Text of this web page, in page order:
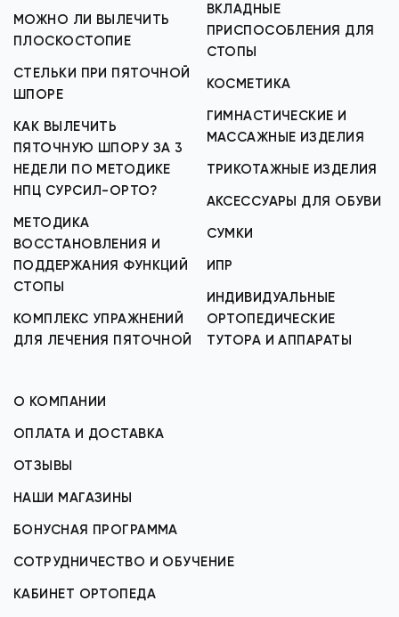
МОЖНО ЛИ ВЫЛЕЧИТЬ
ПЛОСКОСТОПИЕ
СТЕЛЬКИ ПРИ ПЯТОЧНОЙ
ШПОРЕ
КАК ВЫЛЕЧИТЬ
ПЯТОЧНУЮ ШПОРУ ЗА 3
НЕДЕЛИ ПО МЕТОДИКЕ
НПЦ СУРСИЛ-ОРТО?
МЕТОДИКА
ВОССТАНОВЛЕНИЯ И
ПОДДЕРЖАНИЯ ФУНКЦИЙ
СТОПЫ
КОМПЛЕКС УПРАЖНЕНИЙ
ДЛЯ ЛЕЧЕНИЯ ПЯТОЧНОЙ
ВКЛАДНЫЕ
ПРИСПОСОБЛЕНИЯ ДЛЯ
СТОПЫ
КОСМЕТИКА
ГИМНАСТИЧЕСКИЕ И
МАССАЖНЫЕ ИЗДЕЛИЯ
ТРИКОТАЖНЫЕ ИЗДЕЛИЯ
АКСЕССУАРЫ ДЛЯ ОБУВИ
СУМКИ
ИПР
ИНДИВИДУАЛЬНЫЕ
ОРТОПЕДИЧЕСКИЕ
ТУТОРА И АППАРАТЫ
О КОМПАНИИ
ОПЛАТА И ДОСТАВКА
ОТЗЫВЫ
НАШИ МАГАЗИНЫ
БОНУСНАЯ ПРОГРАММА
СОТРУДНИЧЕСТВО И ОБУЧЕНИЕ
КАБИНЕТ ОРТОПЕДА